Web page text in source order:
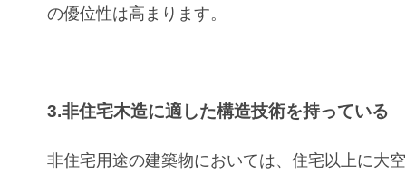
の優位性は高まります。
3.非住宅木造に適した構造技術を持っている
非住宅用途の建築物においては、住宅以上に大